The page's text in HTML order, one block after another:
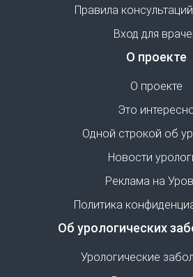
Правила
Вход для
О проекте
О проекте
Это
Одной строкой об
Новости
Реклама на
Политика
Об урологических
Урологические